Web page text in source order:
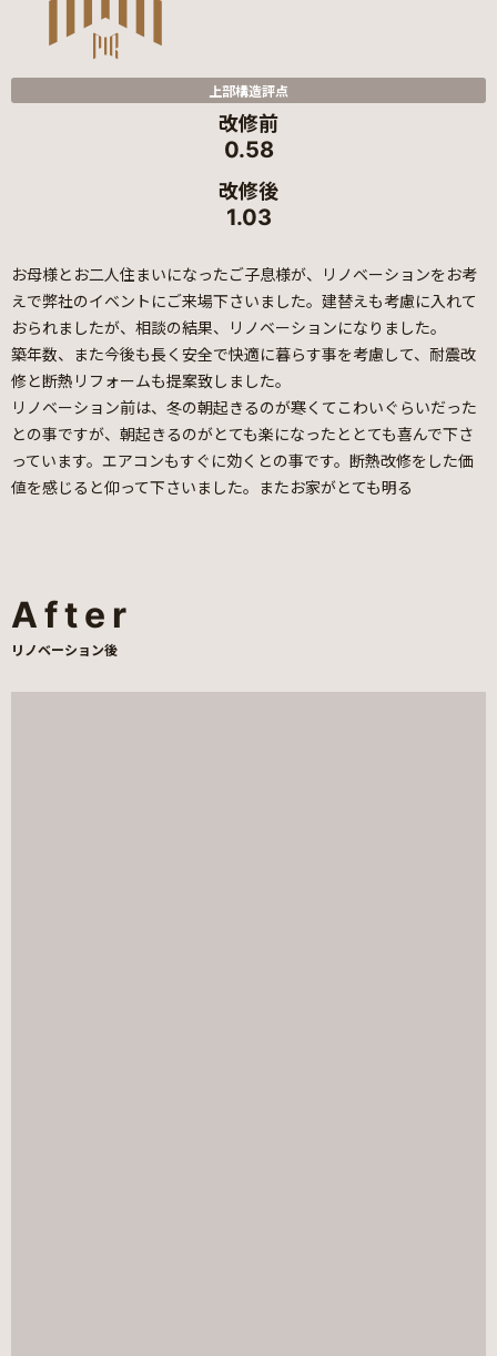
上部構造評点
改修前
0.58
改修後
1.03
お母様とお二人住まいになったご子息様が、リノベーションをお考
えで弊社のイベントにご来場下さいました。建替えも考慮に入れて
おられましたが、相談の結果、リノベーションになりました。
築年数、また今後も長く安全で快適に暮らす事を考慮して、耐震改
修と断熱リフォームも提案致しました。
リノベーション前は、冬の朝起きるのが寒くてこわいぐらいだった
との事ですが、朝起きるのがとても楽になったととても喜んで下さ
っています。エアコンもすぐに効くとの事です。断熱改修をした価
値を感じると仰って下さいました。またお家がとても明る
After
リノベーション後